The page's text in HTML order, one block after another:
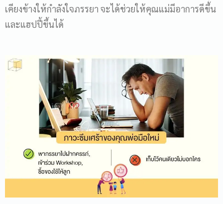
เคียงข้างให้กำลังใจภรรยา จะได้ช่วยให้คุณแม่มีอาการดีขึ้น
และแฮปปี้ขึ้นได้